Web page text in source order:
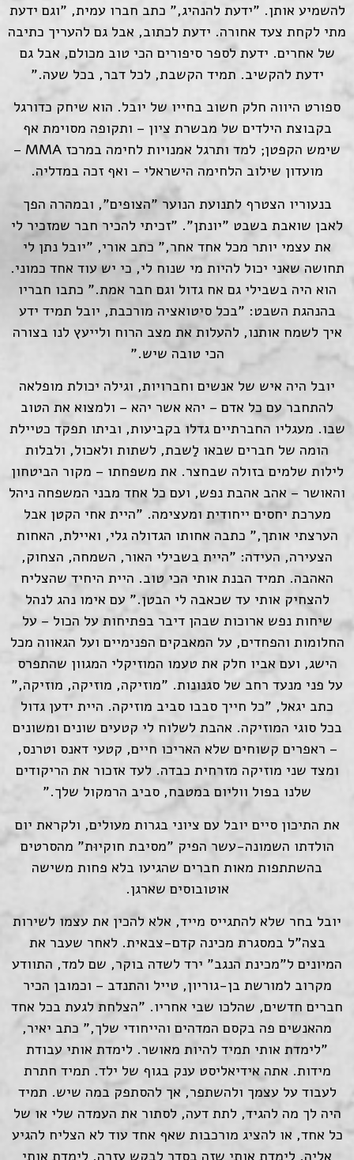
להשמיע אותן. "ידעת להנהיג," כתב חברו עמית, "וגם ידעת
מתי לקחת צעד אחורה. ידעת לכתוב, אבל גם להעריך כתיבה
של אחרים. ידעת לספר סיפורים הכי טוב מכולם, אבל גם
ידעת להקשיב. תמיד הקשבת, לכל דבר, בכל שעה."
ספורט היווה חלק חשוב בחייו של יובל. הוא שיחק כדורגל
בקבוצת הילדים של מבשרת ציון – ותקופה מסוימת אף
שימש הקפטן; למד ותרגל אמנויות לחימה במרכז MMA –
מועדון שילוב הלחימה הישראלי – ואף זכה במדליה.
בנעוריו הצטרף לתנועת הנוער "הצופים", ובמהרה הפך
לאבן שואבת בשבט "יונתן". "זכיתי להכיר חבר שמזכיר לי
את עצמי יותר מכל אחד אחר," כתב אורי, "יובל נתן לי
תחושה שאני יכול להיות מי שנוח לי, כי יש עוד אחד כמוני.
הוא היה בשבילי גם אח גדול וגם חבר אמת." כתבו חבריו
בהנהגת השבט: "בכל סיטואציה מורכבת, יובל תמיד ידע
איך לשמח אותנו, להעלות את מצב הרוח ולייעץ לנו בצורה
הכי טובה שיש."
יובל היה איש של אנשים וחברויות, וגילה יכולת מופלאה
להתחבר עם כל אדם – יהא אשר יהא – ולמצוא את הטוב
שבו. מעגליו החברתיים גדלו בקביעות, וביתו תפקד כטיילת
הומה של חברים שבאו לַשבת, לשתות ולאכול, ולבלות
לילות שלמים בזולה שבחצר. את משפחתו – מקור הביטחון
והאושר – אהב אהבת נפש, ועם כל אחד מבני המשפחה ניהל
מערכת יחסים ייחודית ומעצימה. "היית אחי הקטן אבל
הערצתי אותך," כתבה אחותו הגדולה גלי, ואיילת, האחות
הצעירה, העידה: "היית בשבילי האור, השמחה, הצחוק,
האהבה. תמיד הבנת אותי הכי טוב. היית היחיד שהצליח
להצחיק אותי עד שכאבה לי הבטן." עם אימו נהג לנהל
שיחות נפש ארוכות שבהן דיבר בפתיחות על הכול – על
החלומות והפחדים, על המאבקים הפנימיים ועל הגאווה מכל
הישג, ועם אביו חלק את טעמו המוזיקלי המגוון שהתפרס
על פני מנעד רחב של סגנונות. "מוזיקה, מוזיקה, מוזיקה,"
כתב יגאל, "כל חייך סבבו סביב מוזיקה. היית ידען גדול
בכל סוגי המוזיקה. אהבת לשלוח לי קטעים שונים ומשונים
– ראפרים קשוחים שלא האריכו חיים, קטעי דאנס וטרנס,
ומצד שני מוזיקה מזרחית כבדה. לעד אזכור את הריקודים
שלנו בפול ווליום במטבח, סביב הרמקול שלך."
את התיכון סיים יובל עם ציוני בגרות מעולים, ולקראת יום
הולדתו השמונה-עשר הפיק "מסיבת חוקיוּת" מהסרטים
בהשתתפות מאות חברים שהגיעו בלא פחות משישה
אוטובוסים שארגן.
יובל בחר שלא להתגייס מייד, אלא להכין את עצמו לשירות
בצה"ל במסגרת מכינה קדם-צבאית. לאחר שעבר את
המיונים ל"מכינת הנגב" ירד לשדה בוקר, שם למד, התוודע
מקרוב למורשת בן-גוריון, טייל והתנדב – וכמובן הכיר
חברים חדשים, שהלכו שבי אחריו. "הצלחת לגעת בכל אחד
מהאנשים פה בקסם המדהים והייחודי שלך," כתב יאיר,
"לימדת אותי תמיד להיות מאושר. לימדת אותי עבודת
מידות. אתה אידיאליסט ענק בגוף של ילד. תמיד חתרת
לעבוד על עצמך ולהשתפר, אך להסתפק במה שיש. תמיד
היה לך מה להגיד, לתת דעה, לסתור את העמדה שלי או של
כל אחד, או להציג מורכבות שאף אחד עוד לא הצליח להגיע
אליה. לימדת אותי שזה בסדר לבקש עזרה. לימדת אותי